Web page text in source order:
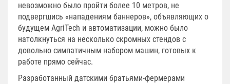
невозможно было пройти более 10 метров, не
подвергшись «нападениям баннеров», объявляющих о
будущем AgriTech и автоматизации, можно было
натолкнуться на несколько скромных стендов с
довольно симпатичным набором машин, готовых к
работе прямо сейчас.
Разработанный датскими братьями-фермерами